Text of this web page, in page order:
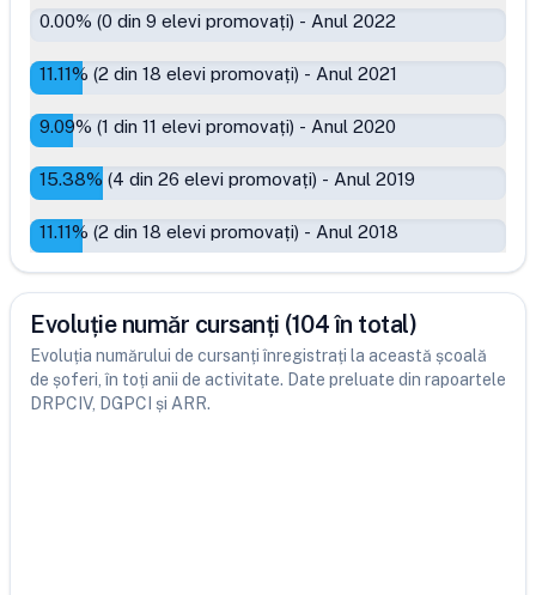
0.00% (0 din 9 elevi promovați) - Anul 2022
11.11% (2 din 18 elevi promovați) - Anul 2021
9.09% (1 din 11 elevi promovați) - Anul 2020
15.38% (4 din 26 elevi promovați) - Anul 2019
11.11% (2 din 18 elevi promovați) - Anul 2018
Evoluție număr cursanți (104 în total)
Evoluția numărului de cursanți înregistrați la această școală
de șoferi, în toți anii de activitate. Date preluate din rapoartele
DRPCIV, DGPCI și ARR.